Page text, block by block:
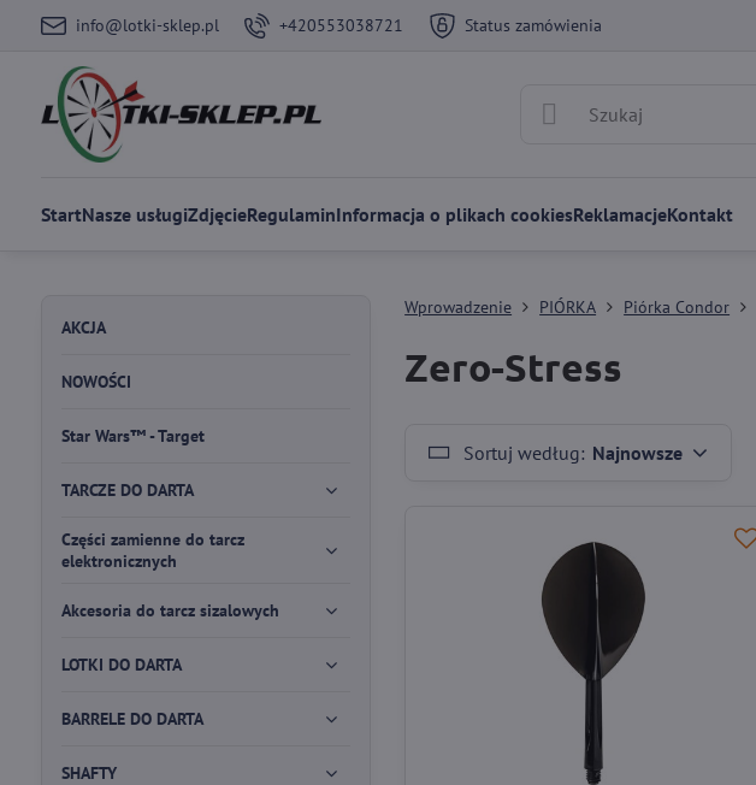
info@lotki-sklep.pl +420553038721 Status zamówienia
StartNasze usługiZdjęcieRegulaminInformacja o plikach cookiesReklamacjeKontakt
Wprowadzenie PIÓRKA Piórka Condor
Zero-Stress
Sortuj według: Najnowsze
AKCJA
NOWOŚCI
Star Wars™ - Target
TARCZE DO DARTA
Części zamienne do tarcz
elektronicznych
Akcesoria do tarcz sizalowych
LOTKI DO DARTA
BARRELE DO DARTA
SHAFTY